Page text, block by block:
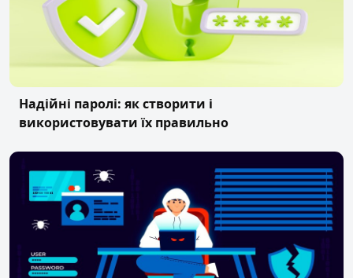
Надійні паролі: як створити і
використовувати їх правильно